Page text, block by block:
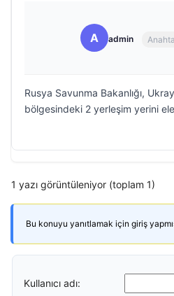
A admin
Rusya Savunma Bakanlığı,
bölgesindeki 2 yerleşim yerini
1 yazı görüntüleniyor (toplam 1)
Bu konuyu yanıtlamak için giriş
Kullanıcı adı: